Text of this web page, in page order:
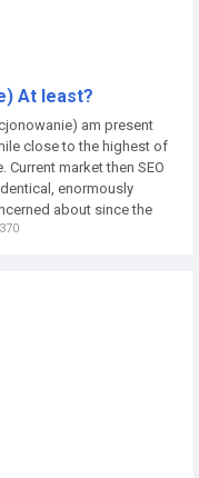
At least?
am present
close to the highest of
market then SEO
enormously
about since the
of one's website. The
370